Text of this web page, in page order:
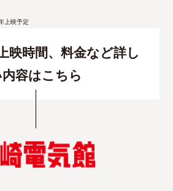
上映予定
映時間、料金など詳し
内容はこちら